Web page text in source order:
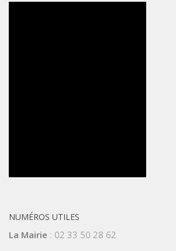
NUMÉROS UTILES
La Mairie : 02 33 50 28 62